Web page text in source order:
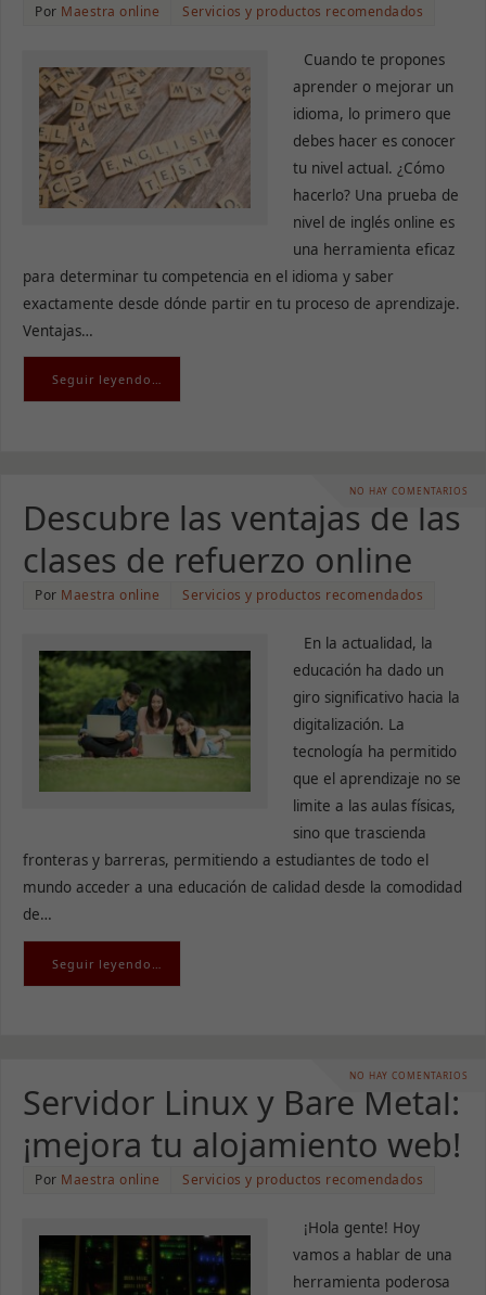
Por Maestra online Servicios y productos recomendados
Cuando te propones
aprender o mejorar un
idioma, lo primero que
debes hacer es conocer
tu nivel actual. ¿Cómo
hacerlo? Una prueba de
nivel de inglés online es
una herramienta eficaz
para determinar tu competencia en el idioma y saber
exactamente desde dónde partir en tu proceso de aprendizaje.
Ventajas…
Seguir leyendo…
NO HAY COMENTARIOS
Descubre las ventajas de las
clases de refuerzo online
Por Maestra online Servicios y productos recomendados
En la actualidad, la
educación ha dado un
giro significativo hacia la
digitalización. La
tecnología ha permitido
que el aprendizaje no se
limite a las aulas físicas,
sino que trascienda
fronteras y barreras, permitiendo a estudiantes de todo el
mundo acceder a una educación de calidad desde la comodidad
de…
Seguir leyendo…
NO HAY COMENTARIOS
Servidor Linux y Bare Metal:
¡mejora tu alojamiento web!
Por Maestra online Servicios y productos recomendados
¡Hola gente! Hoy
vamos a hablar de una
herramienta poderosa